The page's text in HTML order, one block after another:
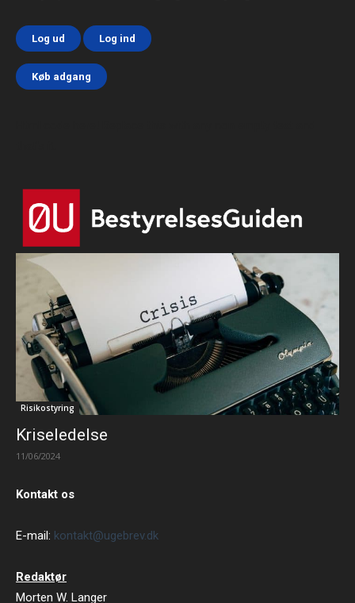
Log ud Log ind
Køb adgang
Risikostyring
Kriseledelse
11/06/2024
Kontakt os
E-mail: kontakt@ugebrev.dk
Redaktør
Morten W. Langer